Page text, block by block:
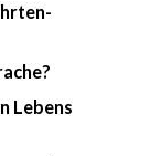
Lebens